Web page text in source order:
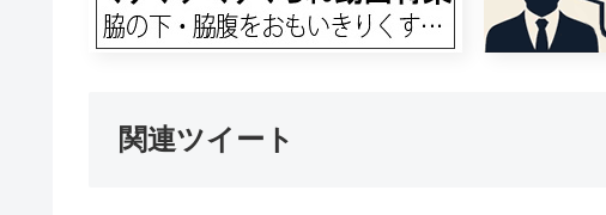
関連ツイート